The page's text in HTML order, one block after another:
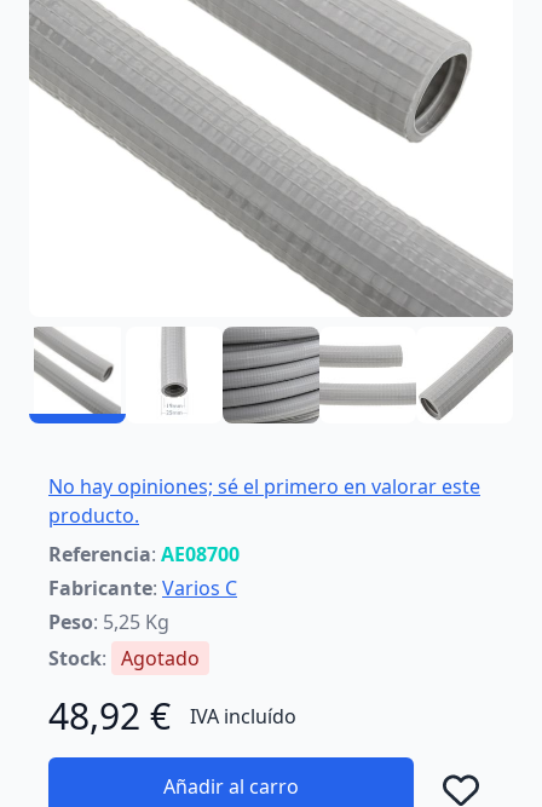
No hay opiniones; sé el primero en valorar este
producto.
Referencia: AE08700
Fabricante: Varios C
Peso: 5,25 Kg
Stock: Agotado
48,92 € IVA incluído
Añadir al carro